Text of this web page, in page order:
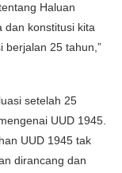
Haluan
dan konstitusi kita
berjalan 25 tahun,”
setelah 25
UUD 1945.
UUD 1945 tak
dirancang dan